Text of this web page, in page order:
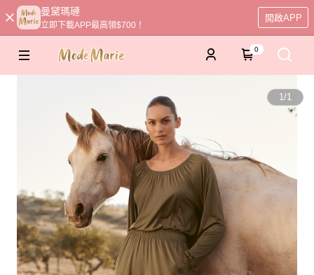
曼黛瑪璉
立即下載APP最高領$700！
開啟APP
0
1/1